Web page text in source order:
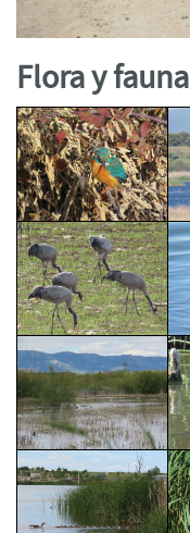
Flora y fauna